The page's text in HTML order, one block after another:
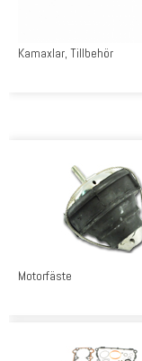
Kamaxlar, Tillbehör
Motorfäste